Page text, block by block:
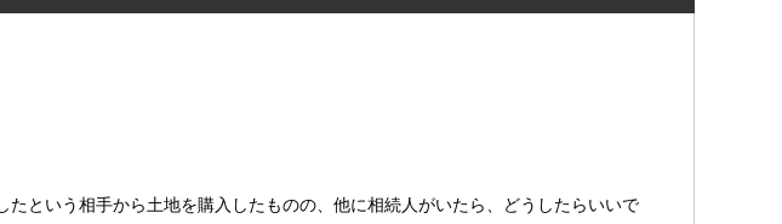
たという相手から土地を購入したものの、他に相続人がいたら、どうしたらいいで